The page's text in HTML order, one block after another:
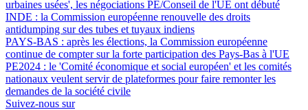
urbaines usées', les négociations PE/Conseil de l'UE ont débuté
INDE : la Commission européenne renouvelle des droits
antidumping sur des tubes et tuyaux indiens
PAYS-BAS : après les élections, la Commission européenne
continue de compter sur la forte participation des Pays-Bas à l'UE
PE2024 : le 'Comité économique et social européen' et les comités
nationaux veulent servir de plateformes pour faire remonter les
demandes de la société civile
Suivez-nous sur